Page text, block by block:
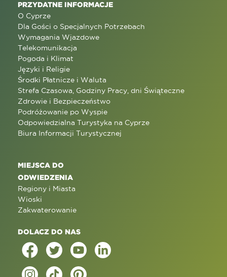
PRZYDATNE INFORMACJE
O Cyprze
Dla Gości o Specjalnych Potrzebach
Wymagania Wjazdowe
Telekomunikacja
Pogoda i Klimat
Języki i Religie
Środki Płatnicze i Waluta
Strefa Czasowa, Godziny Pracy, dni Świąteczne
Zdrowie i Bezpieczeństwo
Podróżowanie po Wyspie
Odpowiedzialna Turystyka na Cyprze
Biura Informacji Turystycznej
MIEJSCA DO
ODWIEDZENIA
Regiony i Miasta
Wioski
Zakwaterowanie
DOLACZ DO NAS